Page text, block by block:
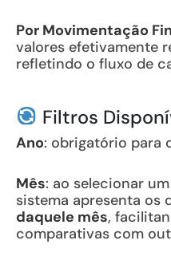
Por Movimentação
valores efetivamente
refletindo o fluxo de
Filtros
Ano: obrigatório para
Mês: ao selecionar
sistema apresenta os
daquele mês,
comparativas com